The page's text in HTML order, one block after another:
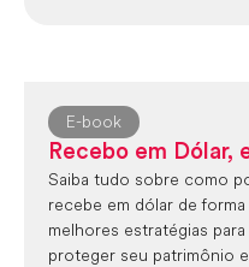
E-book
Recebo em Dólar,
Saiba tudo sobre como
recebe em dólar de
melhores estratégias
proteger seu patrimônio